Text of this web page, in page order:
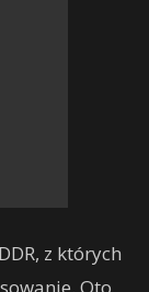
z których
Oto